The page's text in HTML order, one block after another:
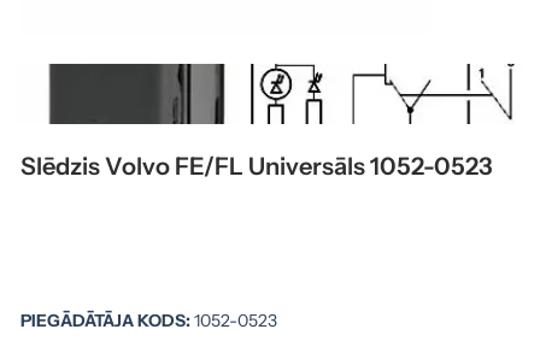
Slēdzis Volvo FE/FL Universāls 1052-0523
PIEGĀDĀTĀJA KODS:1052-0523